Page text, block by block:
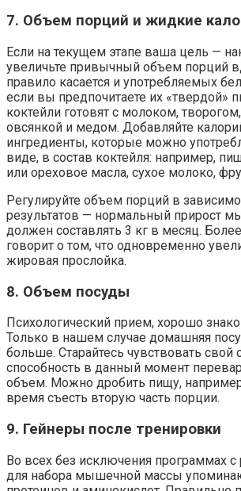
7. Объем порций и жидкие
Если на текущем этапе ваша цель —
увеличьте привычный объем порций
правило касается и употребляемых
если вы предпочитаете их «твердой»
коктейли готовят с молоком,
овсянкой и медом. Добавляйте
ингредиенты, которые можно
виде, в состав коктейля: например,
или ореховое масла, сухое молоко,
Регулируйте объем порций в
результатов — нормальный прирост
должен составлять 3 кг в месяц.
говорит о том, что одновременно
жировая прослойка.
8. Объем посуды
Психологический прием, хорошо
Только в нашем случае домашняя
больше. Старайтесь чувствовать свой
способность в данный момент
объем. Можно дробить пищу,
время съесть вторую часть порции.
9. Гейнеры после тренировки
Во всех без исключения программах
для набора мышечной массы